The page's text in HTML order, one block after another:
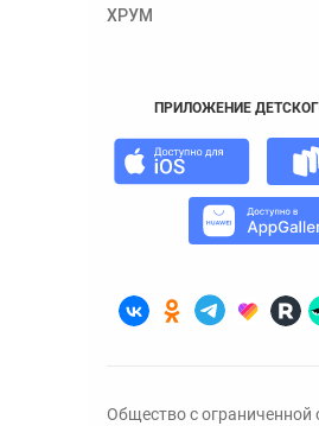
ХРУМ
ПРИЛОЖЕНИЕ
Общество с ограниченной